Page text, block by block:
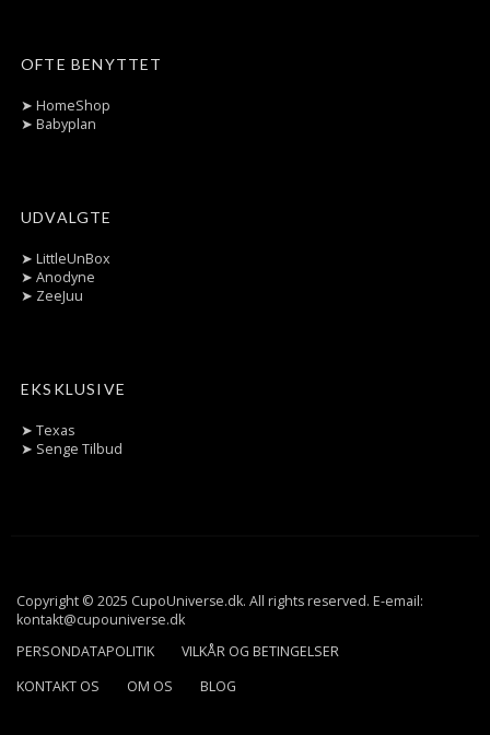
OFTE BENYTTET
➤ HomeShop
➤ Babyplan
UDVALGTE
➤ LittleUnBox
➤ Anodyne
➤ ZeeJuu
EKSKLUSIVE
➤ Texas
➤ Senge Tilbud
Copyright © 2025 CupoUniverse.dk. All rights reserved. E-email:
kontakt@cupouniverse.dk
PERSONDATAPOLITIK
VILKÅR OG BETINGELSER
KONTAKT OS
OM OS BLOG